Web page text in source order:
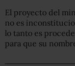
El proyecto del
no es
lo tanto es
para que su